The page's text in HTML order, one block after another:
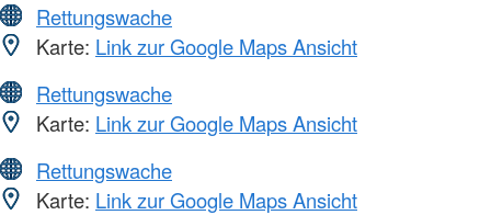
Rettungswache
Karte: Link zur Google Maps Ansicht
Rettungswache
Karte: Link zur Google Maps Ansicht
Rettungswache
Karte: Link zur Google Maps Ansicht